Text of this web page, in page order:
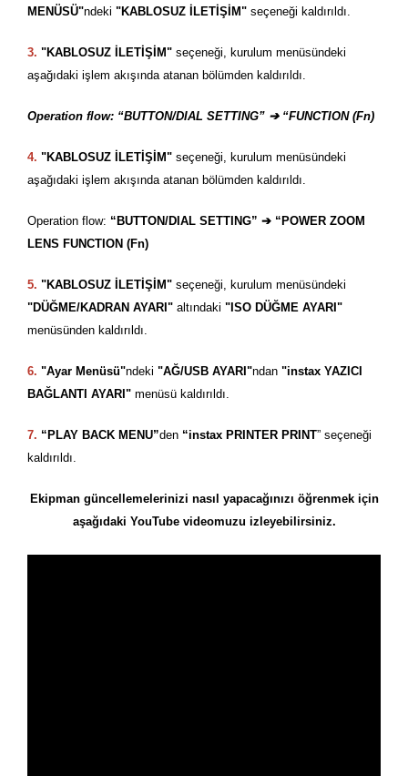
MENÜSÜ"ndeki "KABLOSUZ İLETİŞİM" seçeneği kaldırıldı.
3. "KABLOSUZ İLETİŞİM" seçeneği, kurulum menüsündeki
aşağıdaki işlem akışında atanan bölümden kaldırıldı.
Operation flow: “BUTTON/DIAL SETTING” ➔ “FUNCTION (Fn)
4. "KABLOSUZ İLETİŞİM" seçeneği, kurulum menüsündeki
aşağıdaki işlem akışında atanan bölümden kaldırıldı.
Operation flow: “BUTTON/DIAL SETTING” ➔ “POWER ZOOM
LENS FUNCTION (Fn)
5. "KABLOSUZ İLETİŞİM" seçeneği, kurulum menüsündeki
"DÜĞME/KADRAN AYARI" altındaki "ISO DÜĞME AYARI"
menüsünden kaldırıldı.
6. "Ayar Menüsü"ndeki "AĞ/USB AYARI"ndan "instax YAZICI
BAĞLANTI AYARI" menüsü kaldırıldı.
7. “PLAY BACK MENU”den “instax PRINTER PRINT” seçeneği
kaldırıldı.
Ekipman güncellemelerinizi nasıl yapacağınızı öğrenmek için
aşağıdaki YouTube videomuzu izleyebilirsiniz.